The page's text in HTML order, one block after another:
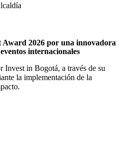
Award 2026 por una innovadora
internacionales
in Bogotá, a través de su
la implementación de la